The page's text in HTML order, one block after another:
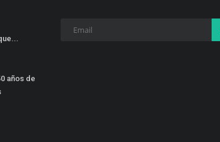
años de